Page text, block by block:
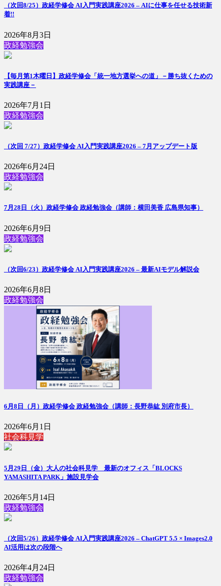
（次回8/25）政経学修会 AI入門実践講座2026 – AIに仕事を任せる技術新
着!!
2026年8月3日
政経勉強会
【毎月第1木曜日】政経学修会「統一地方選挙への道」－勝ち抜くための
実践講座－
2026年7月1日
政経勉強会
（次回 7/27）政経学修会 AI入門実践講座2026 – 7月アップデート版
2026年6月24日
政経勉強会
7月28日（火）政経学修会 政経勉強会（講師：横田美香 広島県知事）
2026年6月9日
政経勉強会
（次回6/23）政経学修会 AI入門実践講座2026 – 最新AIモデル解説会
2026年6月8日
政経勉強会
6月8日（月）政経学修会 政経勉強会（講師：長野恭紘 別府市長）
2026年6月1日
社会科見学
5月29日（金）大人の社会科見学 最新のオフィス「BLOCKS
YAMASHITA PARK」施設見学会
2026年5月14日
政経勉強会
（次回5/26）政経学修会 AI入門実践講座2026 – ChatGPT 5.5 × Images2.0
AI活用は次の段階へ
2026年4月24日
政経勉強会